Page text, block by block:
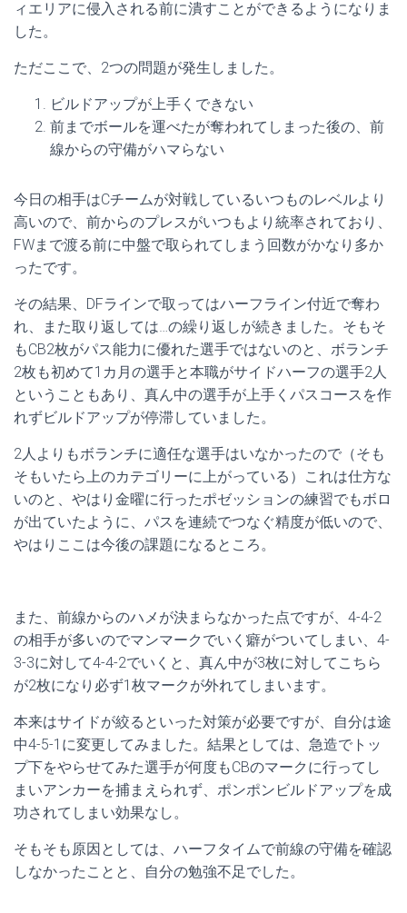
ィエリアに侵入される前に潰すことができるようになりま
した。
ただここで、2つの問題が発生しました。
ビルドアップが上手くできない
前までボールを運べたが奪われてしまった後の、前
線からの守備がハマらない
今日の相手はCチームが対戦しているいつものレベルより
高いので、前からのプレスがいつもより統率されており、
FWまで渡る前に中盤で取られてしまう回数がかなり多か
ったです。
その結果、DFラインで取ってはハーフライン付近で奪わ
れ、また取り返しては…の繰り返しが続きました。そもそ
もCB2枚がパス能力に優れた選手ではないのと、ボランチ
2枚も初めて1カ月の選手と本職がサイドハーフの選手2人
ということもあり、真ん中の選手が上手くパスコースを作
れずビルドアップが停滞していました。
2人よりもボランチに適任な選手はいなかったので（そも
そもいたら上のカテゴリーに上がっている）これは仕方な
いのと、やはり金曜に行ったポゼッションの練習でもボロ
が出ていたように、パスを連続でつなぐ精度が低いので、
やはりここは今後の課題になるところ。
また、前線からのハメが決まらなかった点ですが、4-4-2
の相手が多いのでマンマークでいく癖がついてしまい、4-
3-3に対して4-4-2でいくと、真ん中が3枚に対してこちら
が2枚になり必ず1枚マークが外れてしまいます。
本来はサイドが絞るといった対策が必要ですが、自分は途
中4-5-1に変更してみました。結果としては、急造でトッ
プ下をやらせてみた選手が何度もCBのマークに行ってし
まいアンカーを捕まえられず、ポンポンビルドアップを成
功されてしまい効果なし。
そもそも原因としては、ハーフタイムで前線の守備を確認
しなかったことと、自分の勉強不足でした。